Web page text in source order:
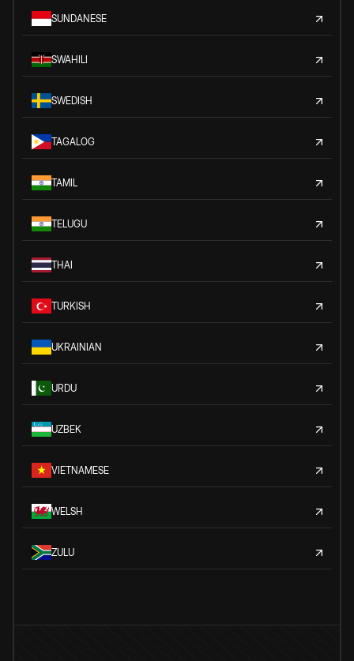
SUNDANESE
SWAHILI
SWEDISH
TAGALOG
TAMIL
TELUGU
THAI
TURKISH
UKRAINIAN
URDU
UZBEK
VIETNAMESE
WELSH
ZULU